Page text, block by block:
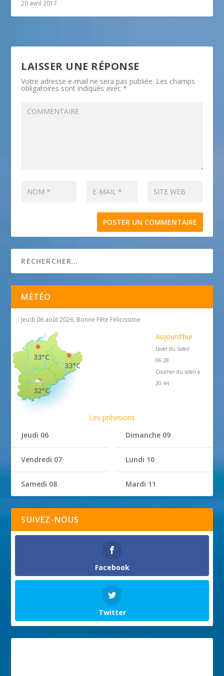
20 avril 2017
LAISSER UNE RÉPONSE
Votre adresse e-mail ne sera pas publiée. Les champs
obligatoires sont indiqués avec*
MÉTÉO
Jeudi 06 août 2026, Bonne Fête Félicissime
33°C
33°C
32°C
Aujourd'hui
Lever du Soleil
06:28
Coucher du soleil à
20:44
Les prévisions
Jeudi 06
Vendredi 07
Samedi 08
Dimanche 09
Lundi 10
Mardi 11
SUIVEZ-NOUS
Facebook
Twitter